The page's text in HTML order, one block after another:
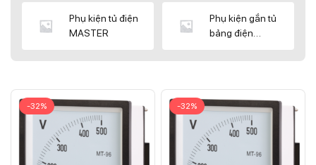
Phụ kiện tủ điện
MASTER
Phụ kiện gắn tủ
bảng điện
-32% -32%